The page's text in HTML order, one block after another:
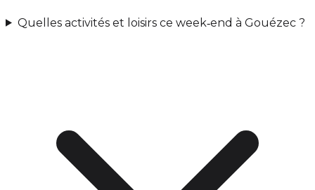
Quelles activités et loisirs ce week‑end à Gouézec ?